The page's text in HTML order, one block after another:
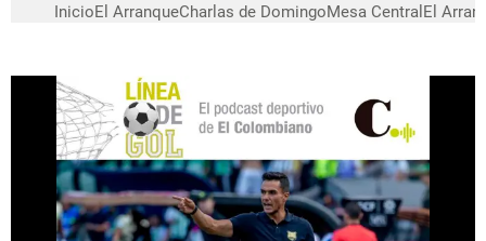
InicioEl ArranqueCharlas de DomingoMesa Central El